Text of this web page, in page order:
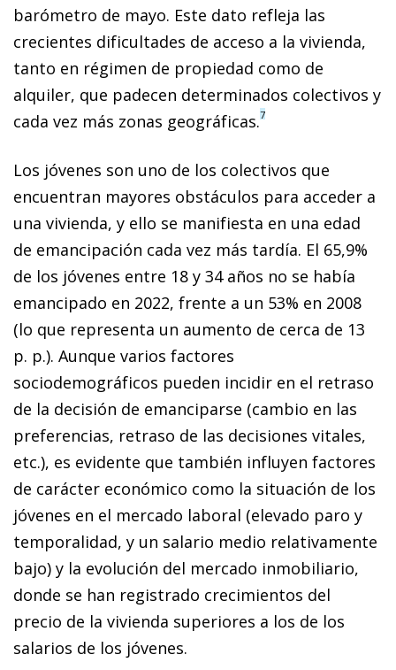
barómetro de mayo. Este dato refleja las
crecientes dificultades de acceso a la vivienda,
tanto en régimen de propiedad como de
alquiler, que padecen determinados colectivos y
cada vez más zonas geográficas.7
Los jóvenes son uno de los colectivos que
encuentran mayores obstáculos para acceder a
una vivienda, y ello se manifiesta en una edad
de emancipación cada vez más tardía. El 65,9%
de los jóvenes entre 18 y 34 años no se había
emancipado en 2022, frente a un 53% en 2008
(lo que representa un aumento de cerca de 13
p. p.). Aunque varios factores
sociodemográficos pueden incidir en el retraso
de la decisión de emanciparse (cambio en las
preferencias, retraso de las decisiones vitales,
etc.), es evidente que también influyen factores
de carácter económico como la situación de los
jóvenes en el mercado laboral (elevado paro y
temporalidad, y un salario medio relativamente
bajo) y la evolución del mercado inmobiliario,
donde se han registrado crecimientos del
precio de la vivienda superiores a los de los
salarios de los jóvenes.